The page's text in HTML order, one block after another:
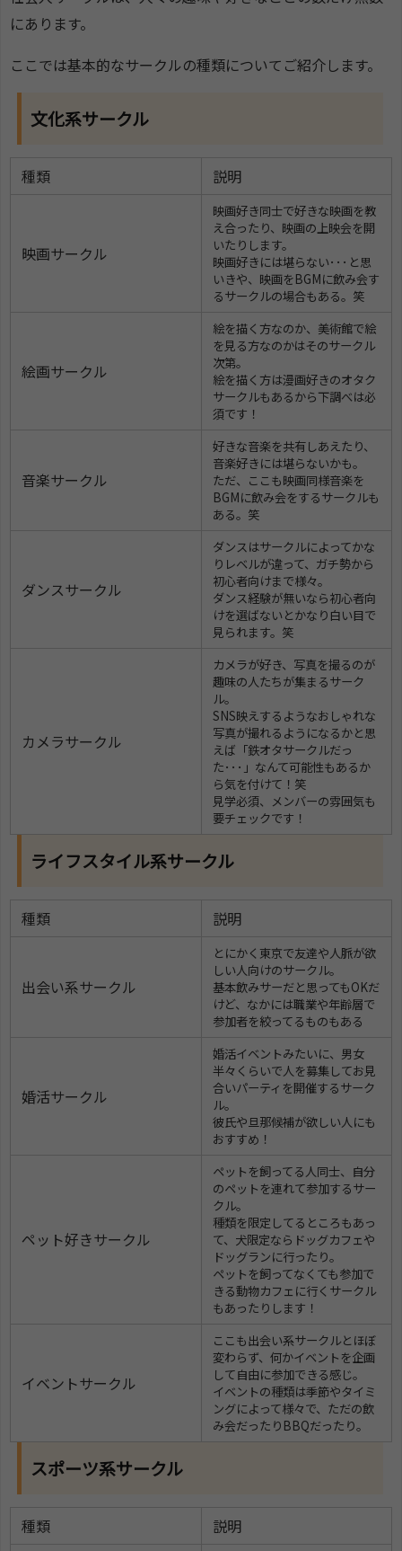
にあります。
ここでは基本的なサークルの種類についてご紹介します。
文化系サークル
種類 説明
映画サークル
映画好き同士で好きな映画を教
え合ったり、映画の上映会を開
いたりします。
映画好きには堪らない･･･と思
いきや、映画をBGMに飲み会す
るサークルの場合もある。笑
絵画サークル
絵を描く方なのか、美術館で絵
を見る方なのかはそのサークル
次第。
絵を描く方は漫画好きのオタク
サークルもあるから下調べは必
須です！
音楽サークル
好きな音楽を共有しあえたり、
音楽好きには堪らないかも。
ただ、ここも映画同様音楽を
BGMに飲み会をするサークルも
ある。笑
ダンスサークル
ダンスはサークルによってかな
りレベルが違って、ガチ勢から
初心者向けまで様々。
ダンス経験が無いなら初心者向
けを選ばないとかなり白い目で
見られます。笑
カメラサークル
カメラが好き、写真を撮るのが
趣味の人たちが集まるサーク
ル。
SNS映えするようなおしゃれな
写真が撮れるようになるかと思
えば「鉄オタサークルだっ
た･･･」なんて可能性もあるか
ら気を付けて！笑
見学必須、メンバーの雰囲気も
要チェックです！
ライフスタイル系サークル
種類 説明
出会い系サークル
とにかく東京で友達や人脈が欲
しい人向けのサークル。
基本飲みサーだと思ってもOKだ
けど、なかには職業や年齢層で
参加者を絞ってるものもある
婚活サークル
婚活イベントみたいに、男女
半々くらいで人を募集してお見
合いパーティを開催するサーク
ル。
彼氏や旦那候補が欲しい人にも
おすすめ！
ペット好きサークル
ペットを飼ってる人同士、自分
のペットを連れて参加するサー
クル。
種類を限定してるところもあっ
て、犬限定ならドッグカフェや
ドッグランに行ったり。
ペットを飼ってなくても参加で
きる動物カフェに行くサークル
もあったりします！
イベントサークル
ここも出会い系サークルとほぼ
変わらず、何かイベントを企画
して自由に参加できる感じ。
イベントの種類は季節やタイミ
ングによって様々で、ただの飲
み会だったりBBQだったり。
スポーツ系サークル
種類 説明